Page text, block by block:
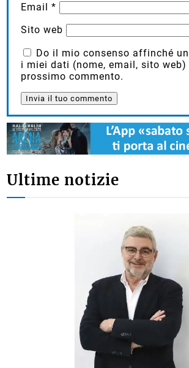
Email*
Sito web
Do il mio consenso affinché
i miei dati (nome, email, sito web)
prossimo commento.
Ultime notizie